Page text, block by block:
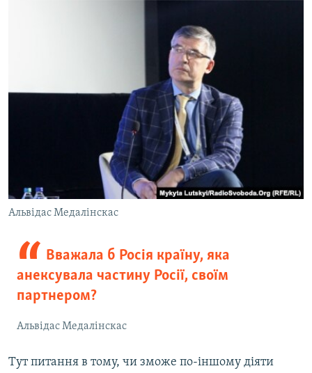
Альвідас Медалінскас
Вважала б Росія країну, яка
анексувала частину Росії, своїм
партнером?
Альвідас Медалінскас
Тут питання в тому, чи зможе по-іншому діяти